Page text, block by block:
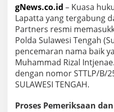
gNews.co.id – Kuasa
Lapatta yang tergabung
Partners resmi
Polda Sulawesi Tengah
pencemaran nama baik
Muhammad Rizal
dengan nomor STTLP/B/
SULAWESI TENGAH.
Proses Pemeriksaan